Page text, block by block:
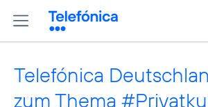
Telefónica
zum Thema